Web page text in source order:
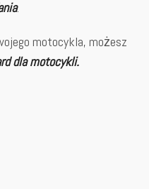
.
motocykla, możesz
dla motocykli.